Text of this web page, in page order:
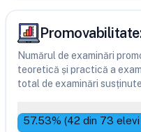
Numărul de examinări
teoretică și practică a
total de examinări
57.53% (42 din 73